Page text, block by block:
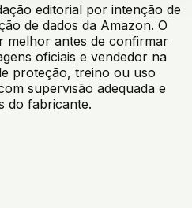
editorial por intenção de
de dados da Amazon. O
melhor antes de confirmar
oficiais e vendedor na
proteção, treino ou uso
supervisão adequada e
do fabricante.